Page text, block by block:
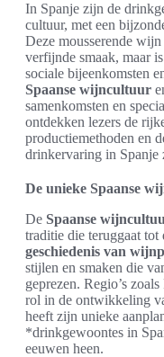
In Spanje zijn de
cultuur, met een
Deze mousserende
verfijnde smaak, maar
sociale bijeenkomsten
Spaanse wijncultuur
samenkomsten en
ontdekken lezers de
productiemethoden en
drinkervaring in Spanje
De unieke Spaanse
De Spaanse
traditie die teruggaat
geschiedenis van
stijlen en smaken die
geprezen. Regio’s
rol in de ontwikkeling
heeft zijn unieke
*drinkgewoontes in
eeuwen heen.